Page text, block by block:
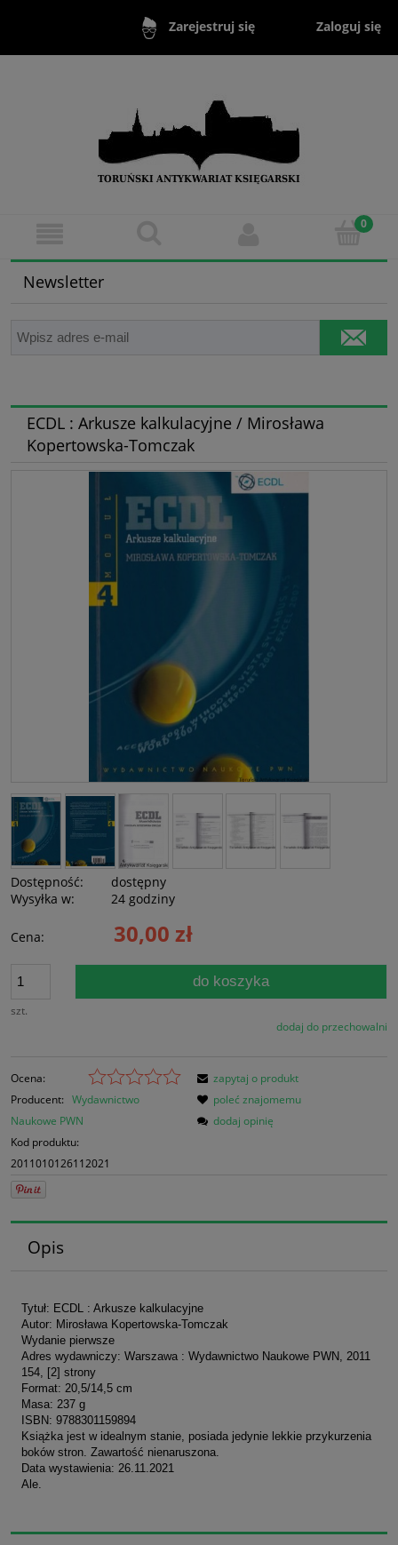
Zarejestruj się Zaloguj się
Newsletter
ECDL : Arkusze kalkulacyjne / Mirosława
Kopertowska-Tomczak
Dostępność:
dostępny
Wysyłka w:
24 godziny
Cena: 30,00 zł
szt.
do koszyka
dodaj do przechowalni
Ocena:
Producent: Wydawnictwo
Naukowe PWN
Kod produktu:
2011010126112021
zapytaj o produkt
poleć znajomemu
dodaj opinię
Opis
Tytuł: ECDL : Arkusze kalkulacyjne
Autor: Mirosława Kopertowska-Tomczak
Wydanie pierwsze
Adres wydawniczy: Warszawa : Wydawnictwo Naukowe PWN, 2011
154, [2] strony
Format: 20,5/14,5 cm
Masa: 237 g
ISBN: 9788301159894
Książka jest w idealnym stanie, posiada jedynie lekkie przykurzenia
boków stron. Zawartość nienaruszona.
Data wystawienia: 26.11.2021
Ale.